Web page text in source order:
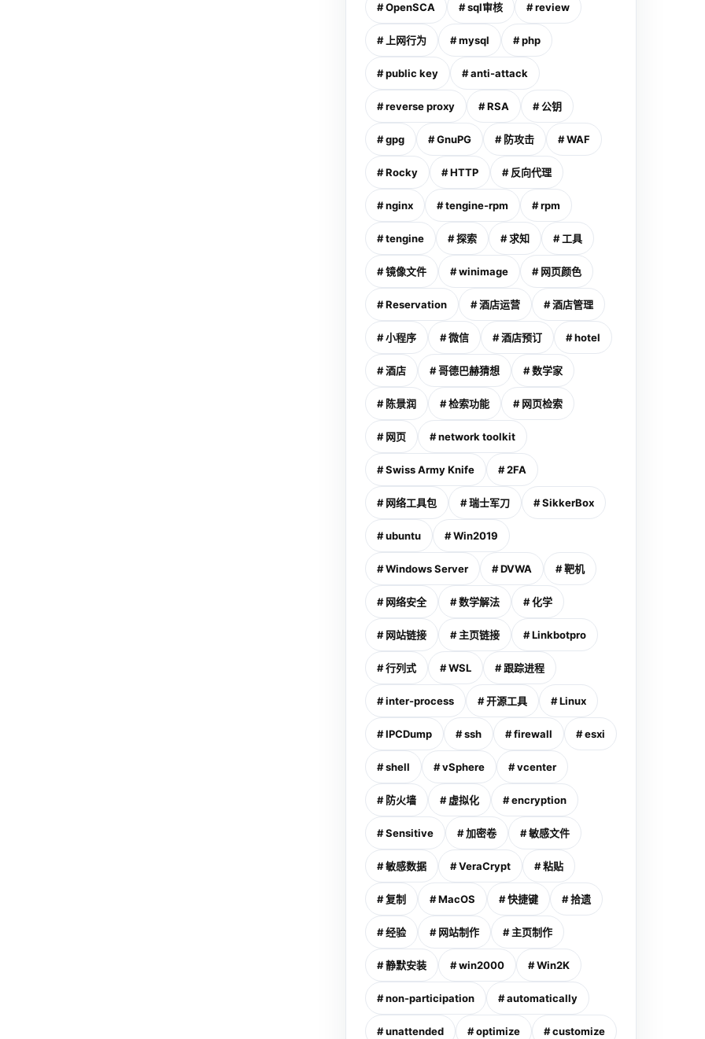
# OpenSCA # sql审核 # review
# 上网行为 # mysql # php
# public key # anti-attack
# reverse proxy # RSA # 公钥
# gpg # GnuPG # 防攻击 # WAF
# Rocky # HTTP # 反向代理
# nginx # tengine-rpm # rpm
# tengine # 探索 # 求知 # 工具
# 镜像文件 # winimage # 网页颜色
# Reservation # 酒店运营 # 酒店管理
# 小程序 # 微信 # 酒店预订 # hotel
# 酒店 # 哥德巴赫猜想 # 数学家
# 陈景润 # 检索功能 # 网页检索
# 网页 # network toolkit
# Swiss Army Knife # 2FA
# 网络工具包 # 瑞士军刀 # SikkerBox
# ubuntu # Win2019
# Windows Server # DVWA # 靶机
# 网络安全 # 数学解法 # 化学
# 网站链接 # 主页链接 # Linkbotpro
# 行列式 # WSL # 跟踪进程
# inter-process # 开源工具 # Linux
# IPCDump # ssh # firewall # esxi
# shell # vSphere # vcenter
# 防火墙 # 虚拟化 # encryption
# Sensitive # 加密卷 # 敏感文件
# 敏感数据 # VeraCrypt # 粘贴
# 复制 # MacOS # 快捷键 # 拾遗
# 经验 # 网站制作 # 主页制作
# 静默安装 # win2000 # Win2K
# non-participation # automatically
# unattended # optimize # customize